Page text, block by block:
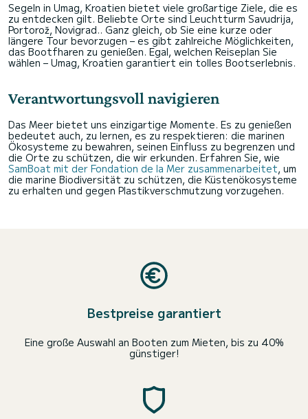
Segeln in Umag, Kroatien bietet viele großartige Ziele, die es
zu entdecken gilt. Beliebte Orte sind Leuchtturm Savudrija,
Portorož, Novigrad.. Ganz gleich, ob Sie eine kurze oder
längere Tour bevorzugen – es gibt zahlreiche Möglichkeiten,
das Bootfharen zu genießen. Egal, welchen Reiseplan Sie
wählen – Umag, Kroatien garantiert ein tolles Bootserlebnis.
Verantwortungsvoll navigieren
Das Meer bietet uns einzigartige Momente. Es zu genießen
bedeutet auch, zu lernen, es zu respektieren: die marinen
Ökosysteme zu bewahren, seinen Einfluss zu begrenzen und
die Orte zu schützen, die wir erkunden. Erfahren Sie, wie
SamBoat mit der Fondation de la Mer zusammenarbeitet, um
die marine Biodiversität zu schützen, die Küstenökosysteme
zu erhalten und gegen Plastikverschmutzung vorzugehen.
Bestpreise garantiert
Eine große Auswahl an Booten zum Mieten, bis zu 40%
günstiger!